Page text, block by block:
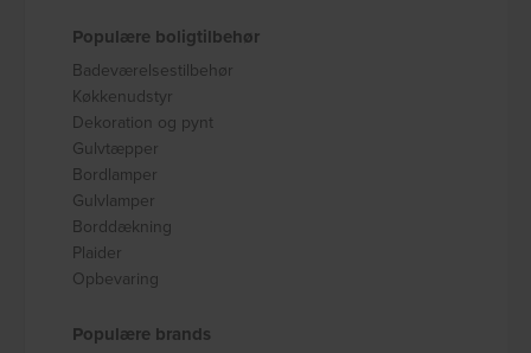
Populære boligtilbehør
Badeværelsestilbehør
Køkkenudstyr
Dekoration og pynt
Gulvtæpper
Bordlamper
Gulvlamper
Borddækning
Plaider
Opbevaring
Populære brands